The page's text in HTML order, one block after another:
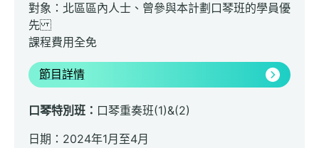
對象：北區區內人士、曾參與本計劃口琴班的學員優
先
課程費用全免
節目詳情
口琴特別班： 口琴重奏班(1)&(2)
日期：2024年1月至4月